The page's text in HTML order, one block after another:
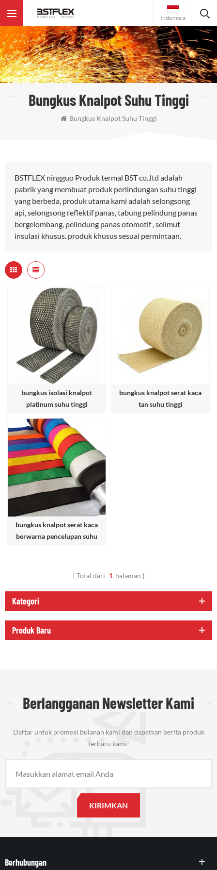
Indonesia
Bungkus Knalpot Suhu Tinggi
Bungkus Knalpot Suhu Tinggi
BSTFLEX ningguo Produk termal BST co.,ltd adalah
pabrik yang membuat produk perlindungan suhu tinggi
yang berbeda, produk utama kami adalah selongsong
api, selongsong reflektif panas, tabung pelindung panas
bergelombang, pelindung panas otomotif , selimut
insulasi khusus. produk khusus sesuai permintaan.
bungkus isolasi knalpot
platinum suhu tinggi
bungkus knalpot serat kaca
tan suhu tinggi
bungkus knalpot serat kaca
berwarna pencelupan suhu
Total dari 1 halaman
Kategori
Produk Baru
Berlangganan Newsletter Kami
Daftar untuk promosi bulanan kami dan dapatkan berita produk
terbaru kami!
Berhubungan